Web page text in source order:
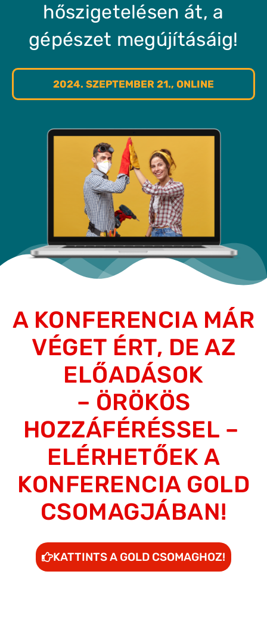
hőszigetelésen át, a
gépészet megújításáig!
2024. SZEPTEMBER 21., ONLINE
A KONFERENCIA MÁR
VÉGET ÉRT, DE AZ
ELŐADÁSOK
– ÖRÖKÖS
HOZZÁFÉRÉSSEL –
ELÉRHETŐEK A
KONFERENCIA GOLD
CSOMAGJÁBAN!
KATTINTS A GOLD CSOMAGHOZ!